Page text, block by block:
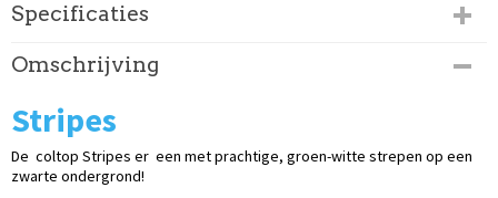
Specificaties
Productcode
195-294
Omschrijving
Stripes
De coltop Stripes er een met prachtige, groen-witte strepen op een
zwarte ondergrond!